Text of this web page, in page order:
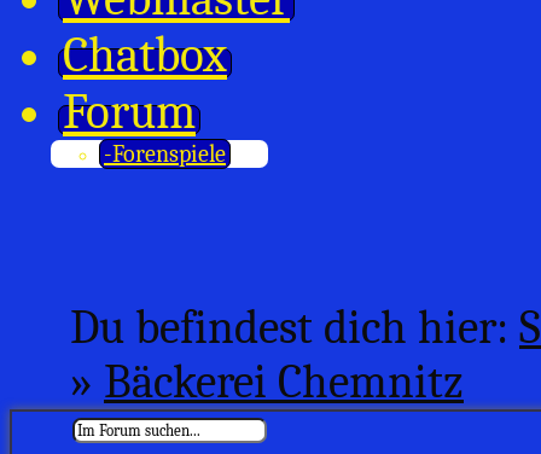
Chatbox
Forum
-Forenspiele
Du befindest dich hier:
» Bäckerei Chemnitz